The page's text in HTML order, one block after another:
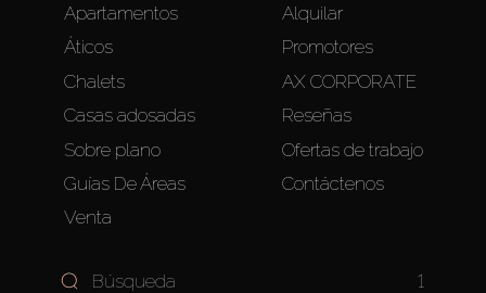
Apartamentos
Áticos
Chalets
Casas adosadas
Sobre plano
Guías De Áreas
Venta
Alquilar
Promotores
AX CORPORATE
Reseñas
Ofertas de trabajo
Contáctenos
1